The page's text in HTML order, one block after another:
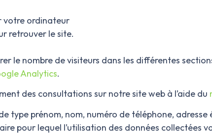
votre ordinateur
retrouver le site.
le nombre de visiteurs dans les différentes
Analytics.
des consultations sur notre site web à l’aide du
type prénom, nom, numéro de téléphone,
pour lequel l’utilisation des données collectées